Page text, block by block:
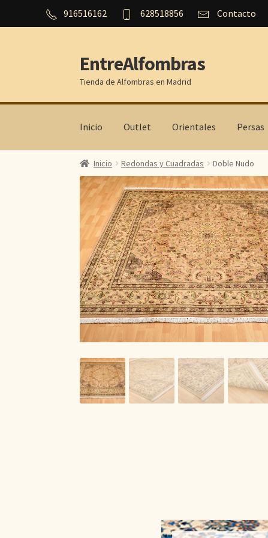
916516162 628518856 Contacto
Ir
a
la
navegación
Ir
al
contenido
EntreAlfombras
Tienda de Alfombras en Madrid
Inicio Outlet Orientales Persas
Inicio Redondas y Cuadradas Doble Nudo